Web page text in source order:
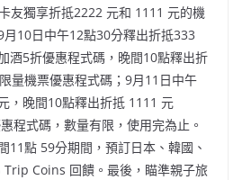
友獨享折抵2222 元和 1111 元的機
10日中午12點30分釋出折抵333
酒5折優惠程式碼，晚間10點釋出折
量機票優惠程式碼；9月11日中午
，晚間10點釋出折抵 1111 元
程式碼，數量有限，使用完為止。
11點 59分期間，預訂日本、韓國、
Trip Coins 回饋。最後，瞄準親子旅